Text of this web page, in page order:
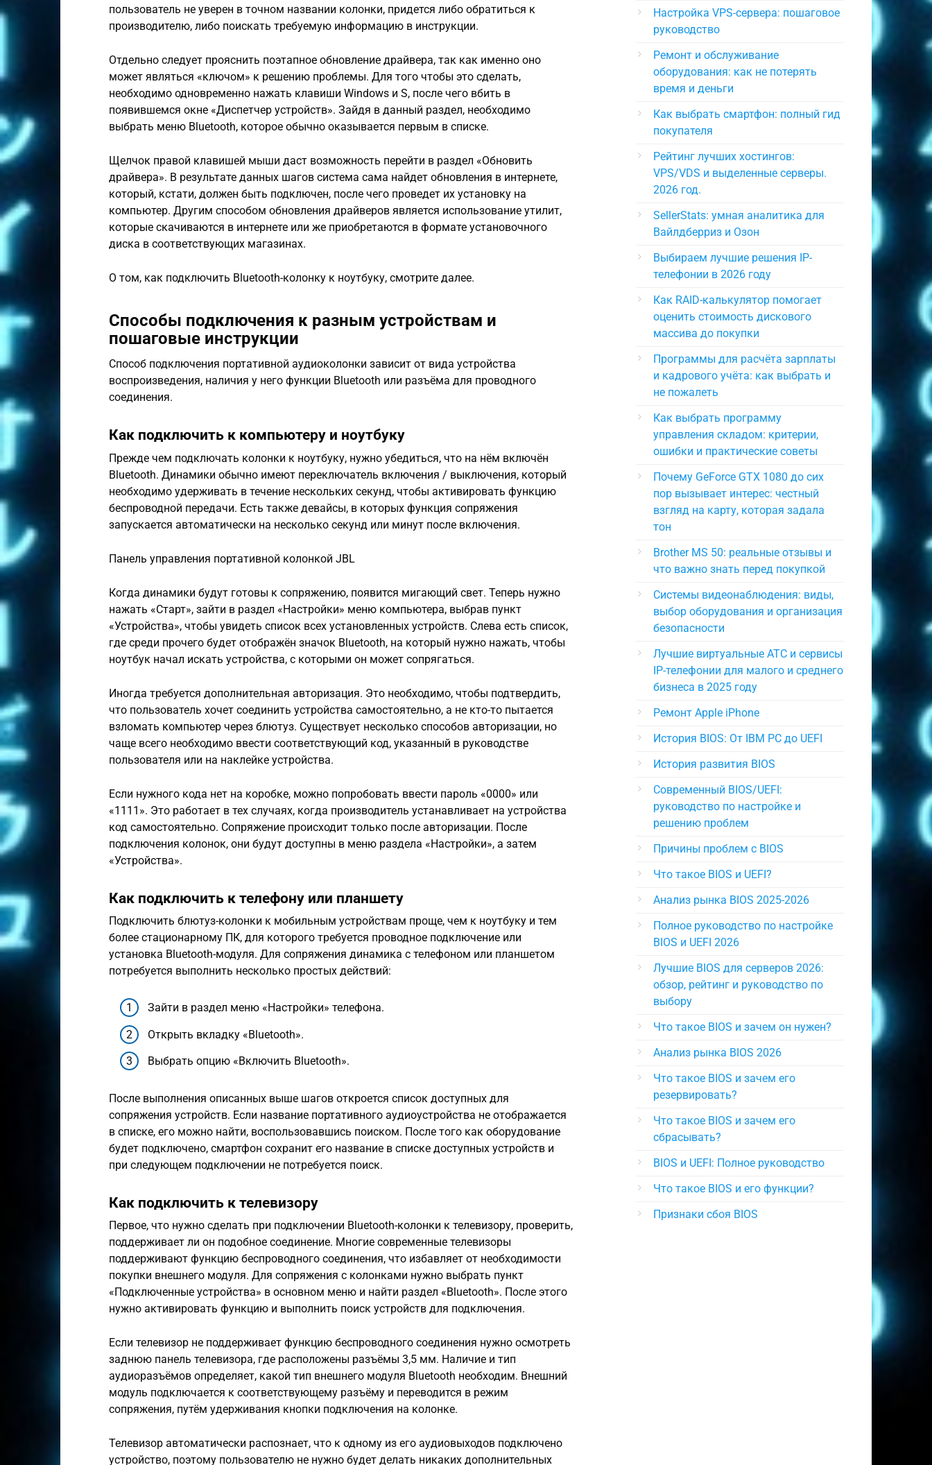
пользователь не уверен в точном названии колонки, придется либо обратиться к
производителю, либо поискать требуемую информацию в инструкции.
Отдельно следует прояснить поэтапное обновление драйвера, так как именно оно
может являться «ключом» к решению проблемы. Для того чтобы это сделать,
необходимо одновременно нажать клавиши Windows и S, после чего вбить в
появившемся окне «Диспетчер устройств». Зайдя в данный раздел, необходимо
выбрать меню Bluetooth, которое обычно оказывается первым в списке.
Щелчок правой клавишей мыши даст возможность перейти в раздел «Обновить
драйвера». В результате данных шагов система сама найдет обновления в интернете,
который, кстати, должен быть подключен, после чего проведет их установку на
компьютер. Другим способом обновления драйверов является использование утилит,
которые скачиваются в интернете или же приобретаются в формате установочного
диска в соответствующих магазинах.
О том, как подключить Bluetooth-колонку к ноутбуку, смотрите далее.
Способы подключения к разным устройствам и
пошаговые инструкции
Способ подключения портативной аудиоколонки зависит от вида устройства
воспроизведения, наличия у него функции Bluetooth или разъёма для проводного
соединения.
Как подключить к компьютеру и ноутбуку
Прежде чем подключать колонки к ноутбуку, нужно убедиться, что на нём включён
Bluetooth. Динамики обычно имеют переключатель включения / выключения, который
необходимо удерживать в течение нескольких секунд, чтобы активировать функцию
беспроводной передачи. Есть также девайсы, в которых функция сопряжения
запускается автоматически на несколько секунд или минут после включения.
Панель управления портативной колонкой JBL
Когда динамики будут готовы к сопряжению, появится мигающий свет. Теперь нужно
нажать «Старт», зайти в раздел «Настройки» меню компьютера, выбрав пункт
«Устройства», чтобы увидеть список всех установленных устройств. Слева есть список,
где среди прочего будет отображён значок Bluetooth, на который нужно нажать, чтобы
ноутбук начал искать устройства, с которыми он может сопрягаться.
Иногда требуется дополнительная авторизация. Это необходимо, чтобы подтвердить,
что пользователь хочет соединить устройства самостоятельно, а не кто-то пытается
взломать компьютер через блютуз. Существует несколько способов авторизации, но
чаще всего необходимо ввести соответствующий код, указанный в руководстве
пользователя или на наклейке устройства.
Если нужного кода нет на коробке, можно попробовать ввести пароль «0000» или
«1111». Это работает в тех случаях, когда производитель устанавливает на устройства
код самостоятельно. Сопряжение происходит только после авторизации. После
подключения колонок, они будут доступны в меню раздела «Настройки», а затем
«Устройства».
Как подключить к телефону или планшету
Подключить блютуз-колонки к мобильным устройствам проще, чем к ноутбуку и тем
более стационарному ПК, для которого требуется проводное подключение или
установка Bluetooth-модуля. Для сопряжения динамика с телефоном или планшетом
потребуется выполнить несколько простых действий:
Зайти в раздел меню «Настройки» телефона.
Открыть вкладку «Bluetooth».
Выбрать опцию «Включить Bluetooth».
После выполнения описанных выше шагов откроется список доступных для
сопряжения устройств. Если название портативного аудиоустройства не отображается
в списке, его можно найти, воспользовавшись поиском. После того как оборудование
будет подключено, смартфон сохранит его название в списке доступных устройств и
при следующем подключении не потребуется поиск.
Как подключить к телевизору
Первое, что нужно сделать при подключении Bluetooth-колонки к телевизору, проверить,
поддерживает ли он подобное соединение. Многие современные телевизоры
поддерживают функцию беспроводного соединения, что избавляет от необходимости
покупки внешнего модуля. Для сопряжения с колонками нужно выбрать пункт
«Подключенные устройства» в основном меню и найти раздел «Bluetooth». После этого
нужно активировать функцию и выполнить поиск устройств для подключения.
Если телевизор не поддерживает функцию беспроводного соединения нужно осмотреть
заднюю панель телевизора, где расположены разъёмы 3,5 мм. Наличие и тип
аудиоразъёмов определяет, какой тип внешнего модуля Bluetooth необходим. Внешний
модуль подключается к соответствующему разъёму и переводится в режим
сопряжения, путём удерживания кнопки подключения на колонке.
Телевизор автоматически распознает, что к одному из его аудиовыходов подключено
устройство, поэтому пользователю не нужно будет делать никаких дополнительных
Настройка VPS-сервера: пошаговое
руководство
Ремонт и обслуживание
оборудования: как не потерять
время и деньги
Как выбрать смартфон: полный гид
покупателя
Рейтинг лучших хостингов:
VPS/VDS и выделенные серверы.
2026 год.
SellerStats: умная аналитика для
Вайлдберриз и Озон
Выбираем лучшие решения IP-
телефонии в 2026 году
Как RAID-калькулятор помогает
оценить стоимость дискового
массива до покупки
Программы для расчёта зарплаты
и кадрового учёта: как выбрать и
не пожалеть
Как выбрать программу
управления складом: критерии,
ошибки и практические советы
Почему GeForce GTX 1080 до сих
пор вызывает интерес: честный
взгляд на карту, которая задала
тон
Brother MS 50: реальные отзывы и
что важно знать перед покупкой
Системы видеонаблюдения: виды,
выбор оборудования и организация
безопасности
Лучшие виртуальные АТС и сервисы
IP-телефонии для малого и среднего
бизнеса в 2025 году
Ремонт Apple iPhone
История BIOS: От IBM PC до UEFI
История развития BIOS
Современный BIOS/UEFI:
руководство по настройке и
решению проблем
Причины проблем с BIOS
Что такое BIOS и UEFI?
Анализ рынка BIOS 2025-2026
Полное руководство по настройке
BIOS и UEFI 2026
Лучшие BIOS для серверов 2026:
обзор, рейтинг и руководство по
выбору
Что такое BIOS и зачем он нужен?
Анализ рынка BIOS 2026
Что такое BIOS и зачем его
резервировать?
Что такое BIOS и зачем его
сбрасывать?
BIOS и UEFI: Полное руководство
Что такое BIOS и его функции?
Признаки сбоя BIOS